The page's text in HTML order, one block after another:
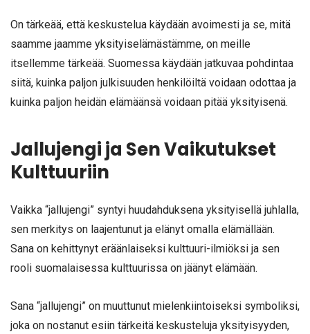
On tärkeää, että keskustelua käydään avoimesti ja se, mitä
saamme jaamme yksityiselämästämme, on meille
itsellemme tärkeää. Suomessa käydään jatkuvaa pohdintaa
siitä, kuinka paljon julkisuuden henkilöiltä voidaan odottaa ja
kuinka paljon heidän elämäänsä voidaan pitää yksityisenä.
Jallujengi ja Sen Vaikutukset
Kulttuuriin
Vaikka “jallujengi” syntyi huudahduksena yksityisellä juhlalla,
sen merkitys on laajentunut ja elänyt omalla elämällään.
Sana on kehittynyt eräänlaiseksi kulttuuri-ilmiöksi ja sen
rooli suomalaisessa kulttuurissa on jäänyt elämään.
Sana “jallujengi” on muuttunut mielenkiintoiseksi symboliksi,
joka on nostanut esiin tärkeitä keskusteluja yksityisyyden,